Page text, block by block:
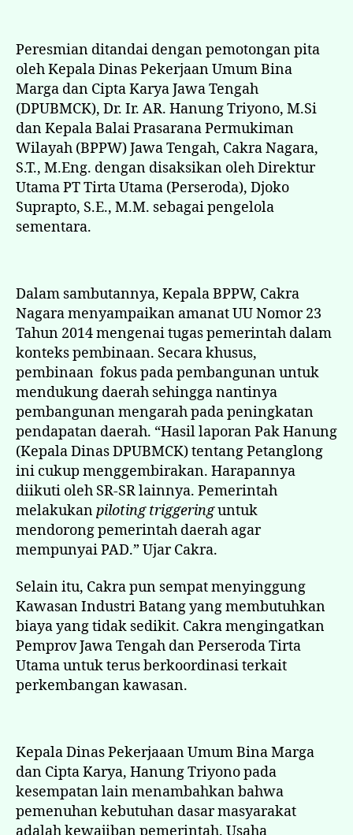
Peresmian ditandai dengan pemotongan pita
oleh Kepala Dinas Pekerjaan Umum Bina
Marga dan Cipta Karya Jawa Tengah
(DPUBMCK), Dr. Ir. AR. Hanung Triyono, M.Si
dan Kepala Balai Prasarana Permukiman
Wilayah (BPPW) Jawa Tengah, Cakra Nagara,
S.T., M.Eng. dengan disaksikan oleh Direktur
Utama PT Tirta Utama (Perseroda), Djoko
Suprapto, S.E., M.M. sebagai pengelola
sementara.
Dalam sambutannya, Kepala BPPW, Cakra
Nagara menyampaikan amanat UU Nomor 23
Tahun 2014 mengenai tugas pemerintah dalam
konteks pembinaan. Secara khusus,
pembinaan fokus pada pembangunan untuk
mendukung daerah sehingga nantinya
pembangunan mengarah pada peningkatan
pendapatan daerah. “Hasil laporan Pak Hanung
(Kepala Dinas DPUBMCK) tentang Petanglong
ini cukup menggembirakan. Harapannya
diikuti oleh SR-SR lainnya. Pemerintah
melakukanpiloting triggeringuntuk
mendorong pemerintah daerah agar
mempunyai PAD.” Ujar Cakra.
Selain itu, Cakra pun sempat menyinggung
Kawasan Industri Batang yang membutuhkan
biaya yang tidak sedikit. Cakra mengingatkan
Pemprov Jawa Tengah dan Perseroda Tirta
Utama untuk terus berkoordinasi terkait
perkembangan kawasan.
Kepala Dinas Pekerjaaan Umum Bina Marga
dan Cipta Karya, Hanung Triyono pada
kesempatan lain menambahkan bahwa
pemenuhan kebutuhan dasar masyarakat